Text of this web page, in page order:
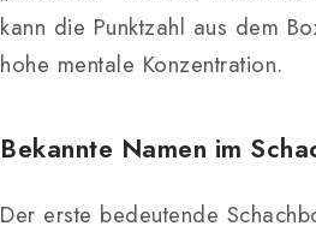
kann die Punktzahl aus dem
hohe mentale Konzentration.
Bekannte Namen im
Der erste bedeutende